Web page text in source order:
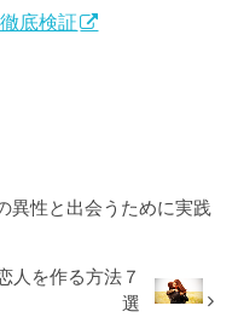
底検証
異性と出会うために実践
人を作る方法７
選